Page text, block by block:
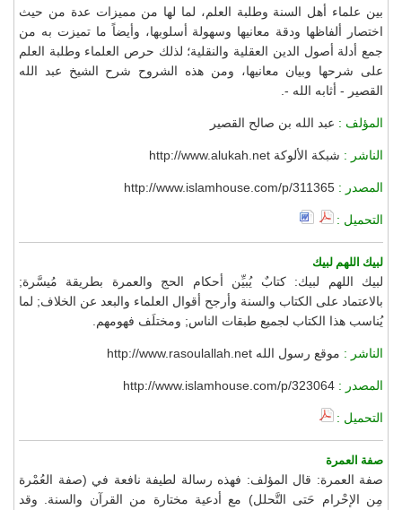
بين علماء أهل السنة وطلبة العلم، لما لها من مميزات عدة من حيث
اختصار ألفاظها ودقة معانيها وسهولة أسلوبها، وأيضاً ما تميزت به من
جمع أدلة أصول الدين العقلية والنقلية؛ لذلك حرص العلماء وطلبة العلم
على شرحها وبيان معانيها، ومن هذه الشروح شرح الشيخ عبد الله
القصير - أثابه الله -.
المؤلف : عبد الله بن صالح القصير
الناشر : شبكة الألوكة http://www.alukah.net
المصدر : http://www.islamhouse.com/p/311365
التحميل :
لبيك اللهم لبيك
لبيك اللهم لبيك: كتابٌ يُبيِّن أحكام الحج والعمرة بطريقة مُيسَّرة;
بالاعتماد على الكتاب والسنة وأرجح أقوال العلماء والبعد عن الخلاف; لما
يُناسب هذا الكتاب لجميع طبقات الناس; ومختلَف فهومهم.
الناشر : موقع رسول الله http://www.rasoulallah.net
المصدر : http://www.islamhouse.com/p/323064
التحميل :
صفة العمرة
صفة العمرة: قال المؤلف: فهذه رسالة لطيفة نافعة في (صفة العُمْرة
مِن الإحْرام حَتى التَّحلل) مع أدعية مختارة من القرآن والسنة. وقد